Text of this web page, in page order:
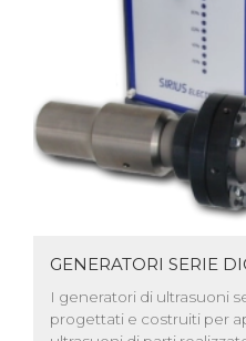
GENERATORI SERIE
I generatori di ultrasuoni
progettati e costruiti per